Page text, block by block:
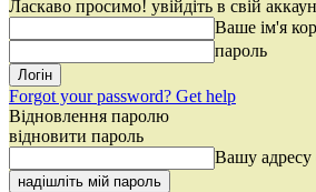
Ласкаво просимо! увійдіть в свій
Ваше ім'я
пароль
Forgot your password? Get help
Відновлення паролю
відновити пароль
Вашу адресу